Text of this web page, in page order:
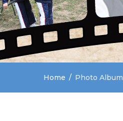
Home Photo Album